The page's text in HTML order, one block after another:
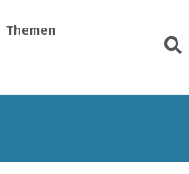
Themen